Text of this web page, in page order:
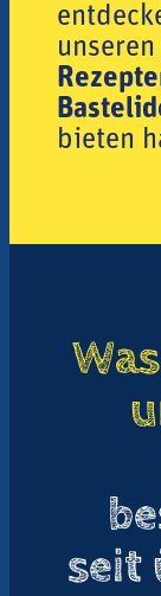
unseren
bieten
seit